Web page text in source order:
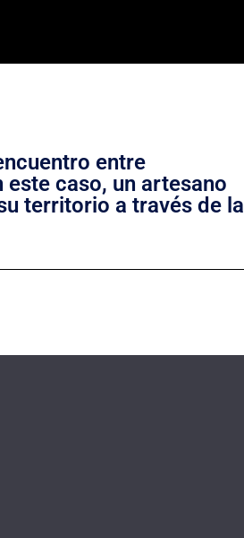
entre
caso, un artesano
territorio a través de la